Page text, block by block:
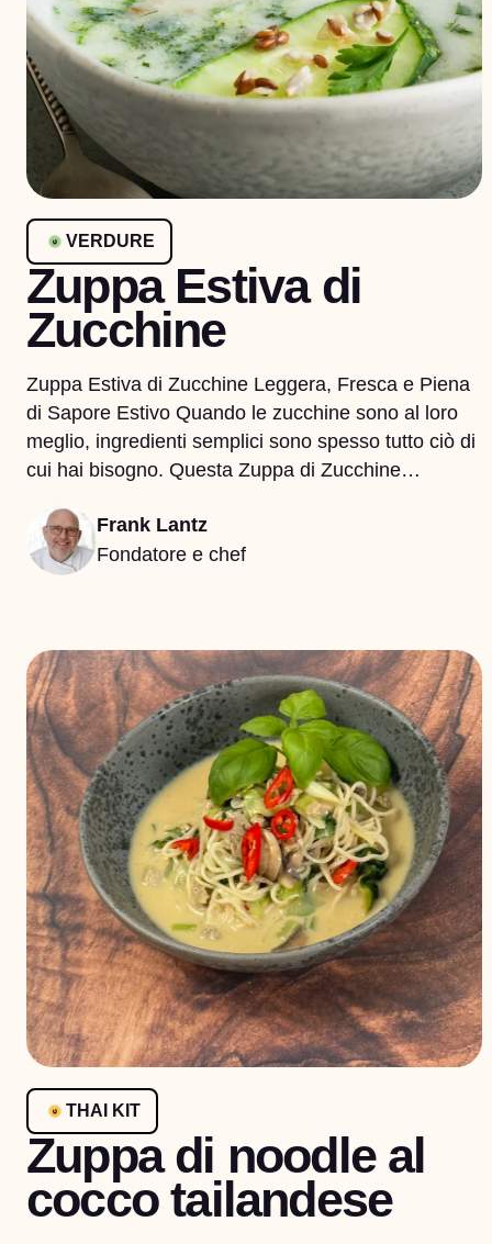
VERDURE
Zuppa Estiva di
Zucchine
Zuppa Estiva di Zucchine Leggera, Fresca e Piena
di Sapore Estivo Quando le zucchine sono al loro
meglio, ingredienti semplici sono spesso tutto ciò di
cui hai bisogno. Questa Zuppa di Zucchine…
Frank Lantz
Fondatore e chef
THAI KIT
Zuppa di noodle al
cocco tailandese